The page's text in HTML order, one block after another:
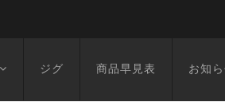
ジグ 商品早見表 お知